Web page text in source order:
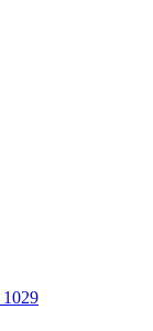
1029